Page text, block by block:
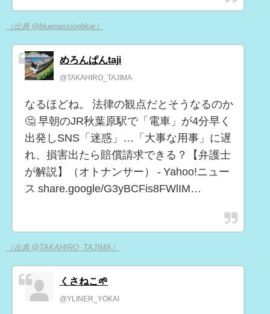
（出典 @bluepassionblue）
めろんぱんtaji
@TAKAHIRO_TAJIMA
なるほどね。 法律の観点だとそうなるのか
🤔 早朝のJR秋葉原駅で「電車」が4分早く
出発しSNS「迷惑」…「大事な用事」に遅
れ、損害出たら賠償請求できる？【弁護士
が解説】（オトナンサー） - Yahoo!ニュー
ス share.google/G3yBCFis8FWlIM…
（出典 @TAKAHIRO_TAJIMA）
くさねこ🌱
@YLINER_YOKAI